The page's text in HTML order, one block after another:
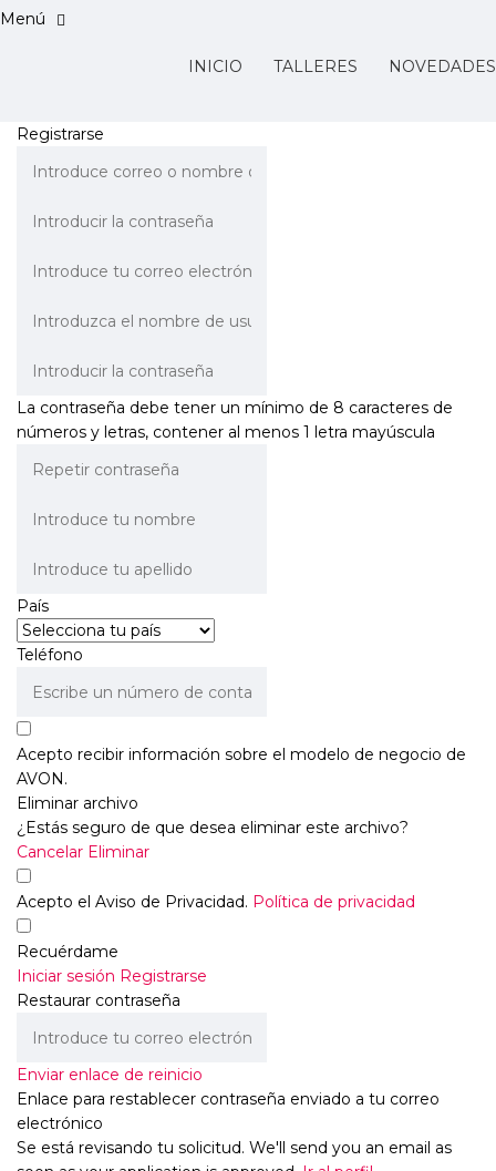
INICIO TALLERES NOVEDADES
Registrarse
La contraseña debe tener un mínimo de 8 caracteres de
números y letras, contener al menos 1 letra mayúscula
País
Teléfono
Acepto recibir información sobre el modelo de negocio de
AVON.
Eliminar archivo
¿Estás seguro de que desea eliminar este archivo?
Cancelar Eliminar
Acepto el Aviso de Privacidad. Política de privacidad
Recuérdame
Iniciar sesión Registrarse
Restaurar contraseña
Enviar enlace de reinicio
Enlace para restablecer contraseña enviado a tu correo
electrónico
Se está revisando tu solicitud. We'll send you an email as